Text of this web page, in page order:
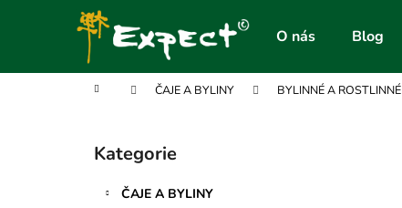
O nás Blog
Domů ČAJE A BYLINY BYLINNÉ A ROSTLINNÉ
Přeskočit
kategorie
Kategorie
ČAJE A BYLINY
í
Zpět
do
Zpět
do